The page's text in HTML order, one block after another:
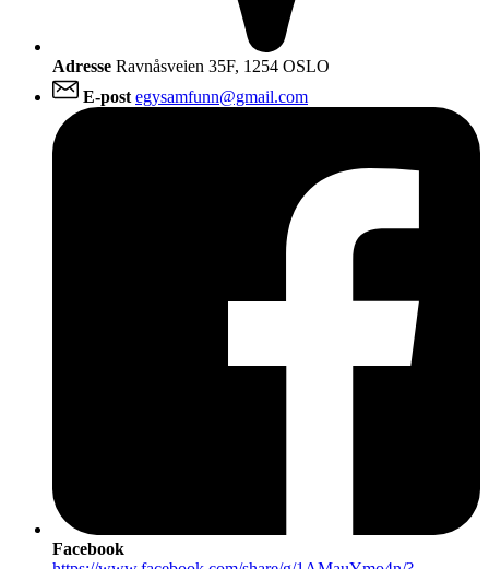
Adresse Ravnåsveien 35F, 1254 OSLO
E-post egysamfunn@gmail.com
Facebook